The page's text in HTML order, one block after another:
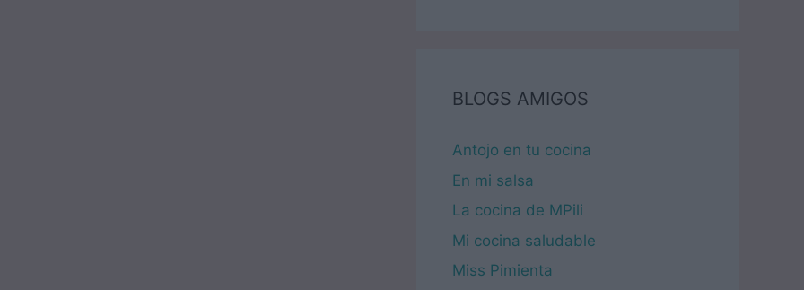
BLOGS AMIGOS
Antojo en tu cocina
En mi salsa
La cocina de MPili
Mi cocina saludable
Miss Pimienta